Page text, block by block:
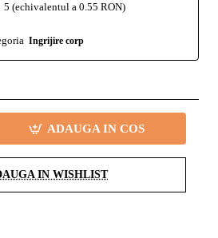
5 (echivalentul a 0.55 RON)
Ingrijire corp
ADAUGA IN COS
IN WISHLIST